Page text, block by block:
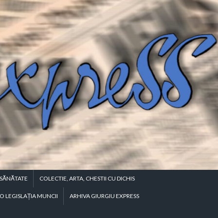
SĂNĂTATE COLECTIE, ARTA, CHESTII CU DICHIS
LEGISLAŢIA MUNCII ARHIVA GIURGIU EXPRESS